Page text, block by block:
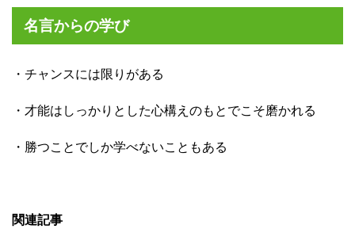
名言からの学び
・チャンスには限りがある
・才能はしっかりとした心構えのもとでこそ磨かれる
・勝つことでしか学べないこともある
関連記事